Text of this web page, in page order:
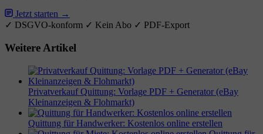
Jetzt starten →
✓ DSGVO-konform ✓ Kein Abo ✓ PDF-Export
Weitere Artikel
Privatverkauf Quittung: Vorlage PDF + Generator (eBay
Kleinanzeigen & Flohmarkt)
Quittung für Handwerker: Kostenlos online erstellen